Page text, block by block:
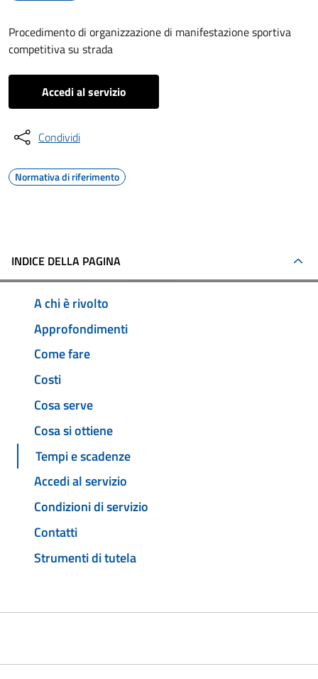
Procedimento di organizzazione di manifestazione sportiva
competitiva su strada
Accedi al servizio
Condividi
Normativa di riferimento
INDICE DELLA PAGINA
A chi è rivolto
Approfondimenti
Come fare
Costi
Cosa serve
Cosa si ottiene
Tempi e scadenze
Accedi al servizio
Condizioni di servizio
Contatti
Strumenti di tutela